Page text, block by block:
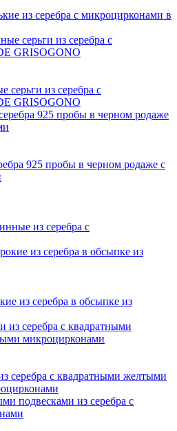
из серебра с микроцирконами в
серьги из серебра с
GRISOGONO
925 пробы в черном родаже с
из серебра с
из серебра в обсыпке из
серебра с квадратными желтыми